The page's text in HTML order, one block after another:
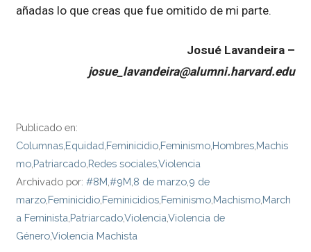
añadas lo que creas que fue omitido de mi parte.
Josué Lavandeira –
josue_lavandeira@alumni.harvard.edu
Publicado en:
Columnas Equidad Feminicidio Feminismo Hombres Machis
mo Patriarcado Redes sociales,Violencia
Archivado por:#8M ,#9M 8 de marzo 9 de
marzo Feminicidio Feminicidios Feminismo Machismo March
a Feminista Patriarcado,Violencia,Violencia de
Género,Violencia Machista